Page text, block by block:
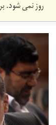
روز نمی شود.
813a-
4013-
b473-